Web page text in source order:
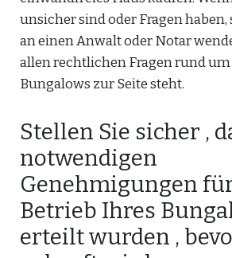
unsicher sind oder Fragen haben,
an einen Anwalt oder Notar
allen rechtlichen Fragen rund um
Bungalows zur Seite steht.
Stellen Sie sicher ,
notwendigen
Genehmigungen
Betrieb Ihres
erteilt wurden ,